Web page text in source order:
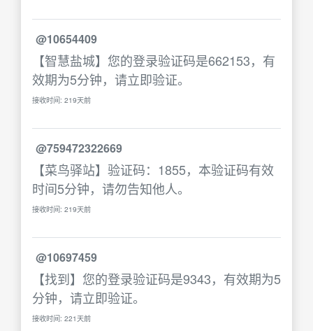
@10654409
【智慧盐城】您的登录验证码是662153，有
效期为5分钟，请立即验证。
接收时间: 219天前
@759472322669
【菜鸟驿站】验证码：1855，本验证码有效
时间5分钟，请勿告知他人。
接收时间: 219天前
@10697459
【找到】您的登录验证码是9343，有效期为5
分钟，请立即验证。
接收时间: 221天前